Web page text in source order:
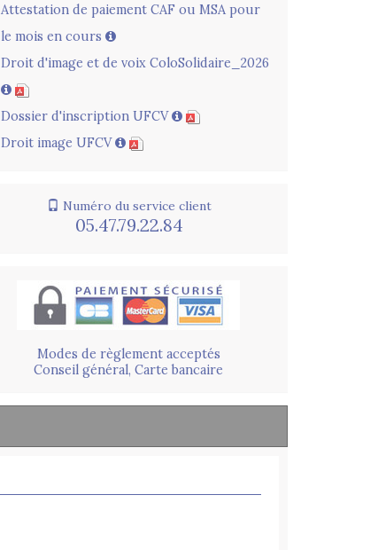
Attestation de paiement CAF ou MSA pour
le mois en cours
Droit d'image et de voix ColoSolidaire_2026
Dossier d'inscription UFCV
Droit image UFCV
Numéro du service client
05.47.79.22.84
Modes de règlement acceptés
Conseil général, Carte bancaire